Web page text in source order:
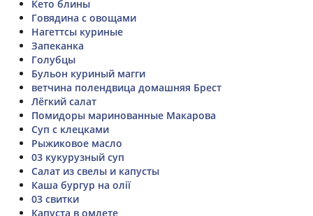
Кето блины
Говядина с овощами
Нагеттсы куриные
Запеканка
Голубцы
Бульон куриный магги
ветчина полендвица домашняя Брест
Лёгкий салат
Помидоры маринованные Макарова
Суп с клецками
Рыжиковое масло
03 кукурузный суп
Салат из свелы и капусты
Каша бургур на олії
03 свитки
Капуста в омлете